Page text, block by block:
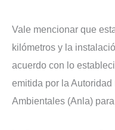
Vale mencionar que
kilómetros y la
acuerdo con lo
emitida por la
Ambientales (Anla)